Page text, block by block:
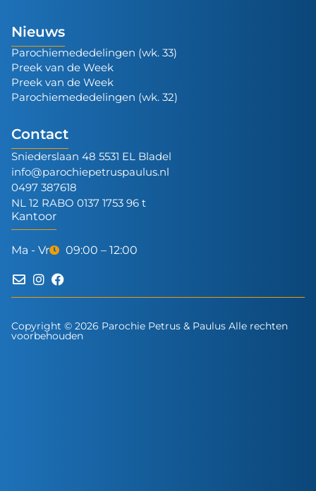
Nieuws
Parochiemededelingen (wk. 33)
Preek van de Week
Preek van de Week
Parochiemededelingen (wk. 32)
Contact
Sniederslaan 48 5531 EL Bladel
info@parochiepetruspaulus.nl
0497 387618
NL 12 RABO 0137 1753 96 t
Kantoor
Ma - Vr 09:00 – 12:00
Copyright © 2026 Parochie Petrus & Paulus Alle rechten
voorbehouden